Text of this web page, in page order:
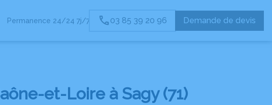
Permanence 24/24 7j/7 03 85 39 20 96 Demande de devis
et-Loire à Sagy (71)